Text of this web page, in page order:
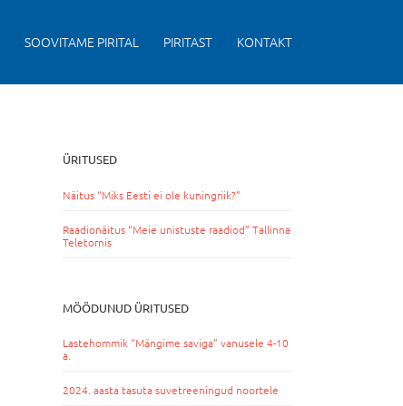
SOOVITAME PIRITAL PIRITAST KONTAKT
ÜRITUSED
Näitus “Miks Eesti ei ole kuningriik?”
Raadionäitus “Meie unistuste raadiod” Tallinna
Teletornis
MÖÖDUNUD ÜRITUSED
Lastehommik “Mängime saviga” vanusele 4-10
a.
2024. aasta tasuta suvetreeningud noortele